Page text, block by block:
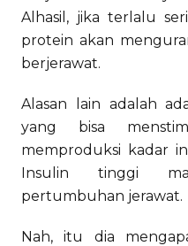
Alhasil, jika terlalu
protein akan
berjerawat.
Alasan lain adalah
yang bisa
memproduksi kadar
Insulin tinggi
pertumbuhan jerawat.
Nah, itu dia